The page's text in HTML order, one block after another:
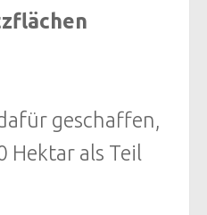
geschaffen,
als Teil